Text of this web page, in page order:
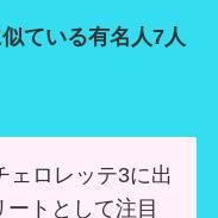
ている有名人7人
ェロレッテ3に出
トとして注目